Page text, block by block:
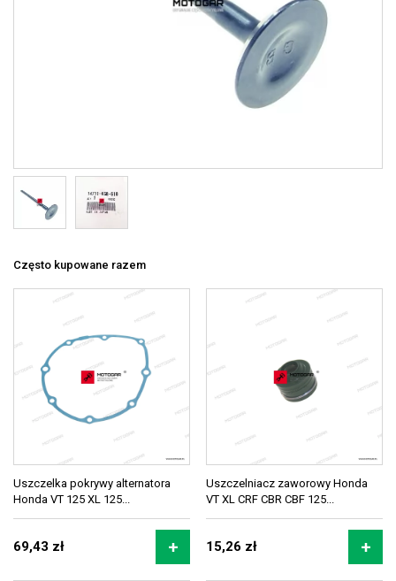
Często kupowane razem
Uszczelka pokrywy alternatora
Honda VT 125 XL 125...
69,43 zł
Uszczelniacz zaworowy Honda
VT XL CRF CBR CBF 125...
15,26 zł